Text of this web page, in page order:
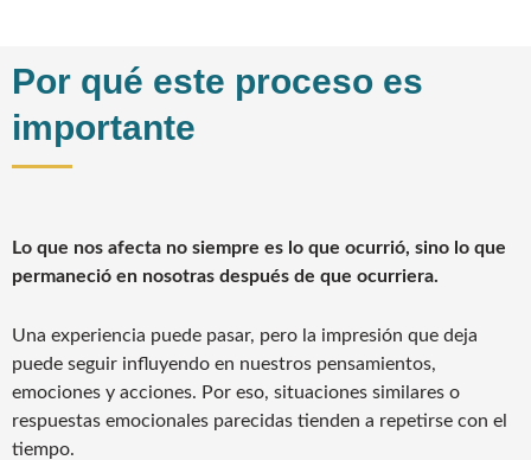
Por qué este proceso es
importante
Lo que nos afecta no siempre es lo que ocurrió, sino lo que
permaneció en nosotras después de que ocurriera.
Una experiencia puede pasar, pero la impresión que deja
puede seguir influyendo en nuestros pensamientos,
emociones y acciones. Por eso, situaciones similares o
respuestas emocionales parecidas tienden a repetirse con el
tiempo.